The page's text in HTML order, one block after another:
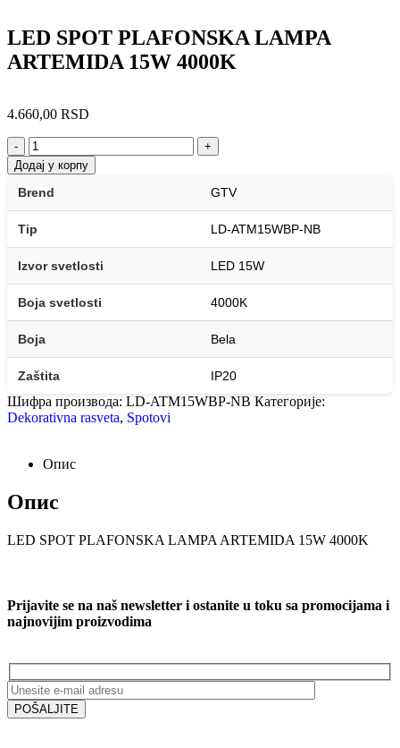
LED SPOT PLAFONSKA LAMPA
ARTEMIDA 15W 4000K
4.660,00 RSD
-
+
Додај у корпу
Brend GTV
Tip LD-ATM15WBP-NB
Izvor svetlosti LED 15W
Boja svetlosti 4000K
Boja Bela
Zaštita IP20
Шифра производа: LD-ATM15WBP-NB Категорије:
Dekorativna rasveta, Spotovi
Опис
Опис
LED SPOT PLAFONSKA LAMPA ARTEMIDA 15W 4000K
Prijavite se na naš newsletter i ostanite u toku sa promocijama i
najnovijim proizvodima